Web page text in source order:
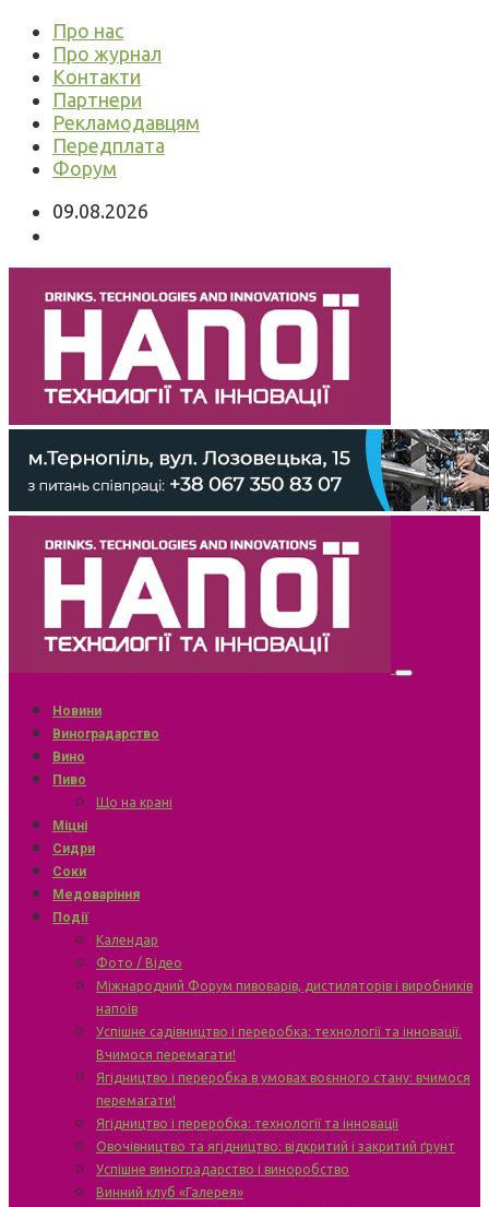
Про нас
Про журнал
Контакти
Партнери
Рекламодавцям
Передплата
Форум
09.08.2026
Новини
Виноградарство
Вино
Пиво
Що на крані
Міцні
Сидри
Соки
Медоваріння
Події
Календар
Фото / Відео
Міжнародний Форум пивоварів, дистиляторів і виробників
напоїв
Успішне садівництво і переробка: технології та інновації.
Вчимося перемагати!
Ягідництво і переробка в умовах воєнного стану: вчимося
перемагати!
Ягідництво і переробка: технології та інновації
Овочівництво та ягідництво: відкритий і закритий ґрунт
Успішне виноградарство і виноробство
Винний клуб «Галерея»